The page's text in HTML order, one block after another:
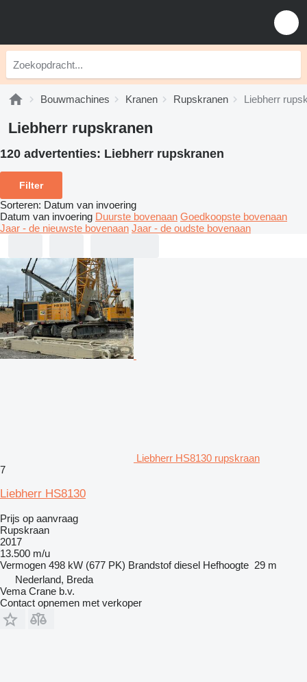
Bouwmachines Kranen Rupskranen Liebherr
Liebherr rupskranen
120 advertenties: Liebherr rupskranen
Filter
Sorteren: Datum van invoering
Datum van invoering Duurste bovenaan Goedkoopste bovenaan
Jaar - de nieuwste bovenaan Jaar - de oudste bovenaan
Liebherr HS8130 rupskraan
7
Liebherr HS8130
Prijs op aanvraag
Rupskraan
2017
13.500 m/u
Vermogen 498 kW (677 PK) Brandstof diesel Hefhoogte 29 m
Nederland, Breda
Vema Crane b.v.
Contact opnemen met verkoper